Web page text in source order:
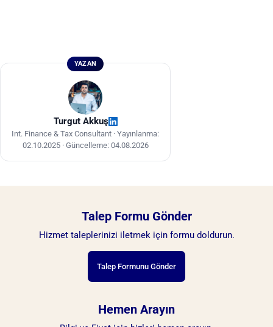
YAZAN
Turgut Akkuş
Int. Finance & Tax Consultant · Yayınlanma:
02.10.2025· Güncelleme: 04.08.2026
Talep Formu Gönder
Hizmet taleplerinizi iletmek için formu doldurun.
Talep Formunu Gönder
Hemen Arayın